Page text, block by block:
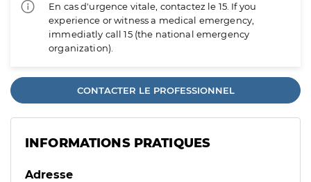
En cas d'urgence vitale, contactez le 15. If you
experience or witness a medical emergency,
immediatly call 15 (the national emergency
organization).
CONTACTER LE PROFESSIONNEL
INFORMATIONS PRATIQUES
Adresse